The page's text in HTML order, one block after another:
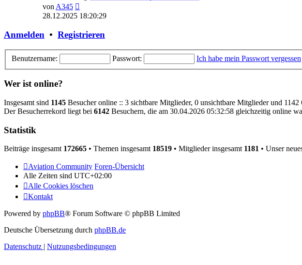
vonA345
Beitrag
28.12.2025 18:20:29
Anmelden • Registrieren
Benutzername: Passwort: Ich habe mein Passwort vergessen
Wer ist online?
Insgesamt sind 1145 Besucher online :: 3 sichtbare Mitglieder, 0 unsichtbare Mitglieder und
Der Besucherrekord liegt bei 6142 Besuchern, die am 30.04.2026 05:32:58 gleichzeitig online
Statistik
Beiträge insgesamt 172665 • Themen insgesamt 18519 • Mitglieder insgesamt 1181 • Unser
Aviation Community Foren-Übersicht
Alle Zeiten sind UTC+02:00
Alle Cookies löschen
Kontakt
Powered by phpBB® Forum Software © phpBB Limited
Deutsche Übersetzung durch phpBB.de
Datenschutz | Nutzungsbedingungen